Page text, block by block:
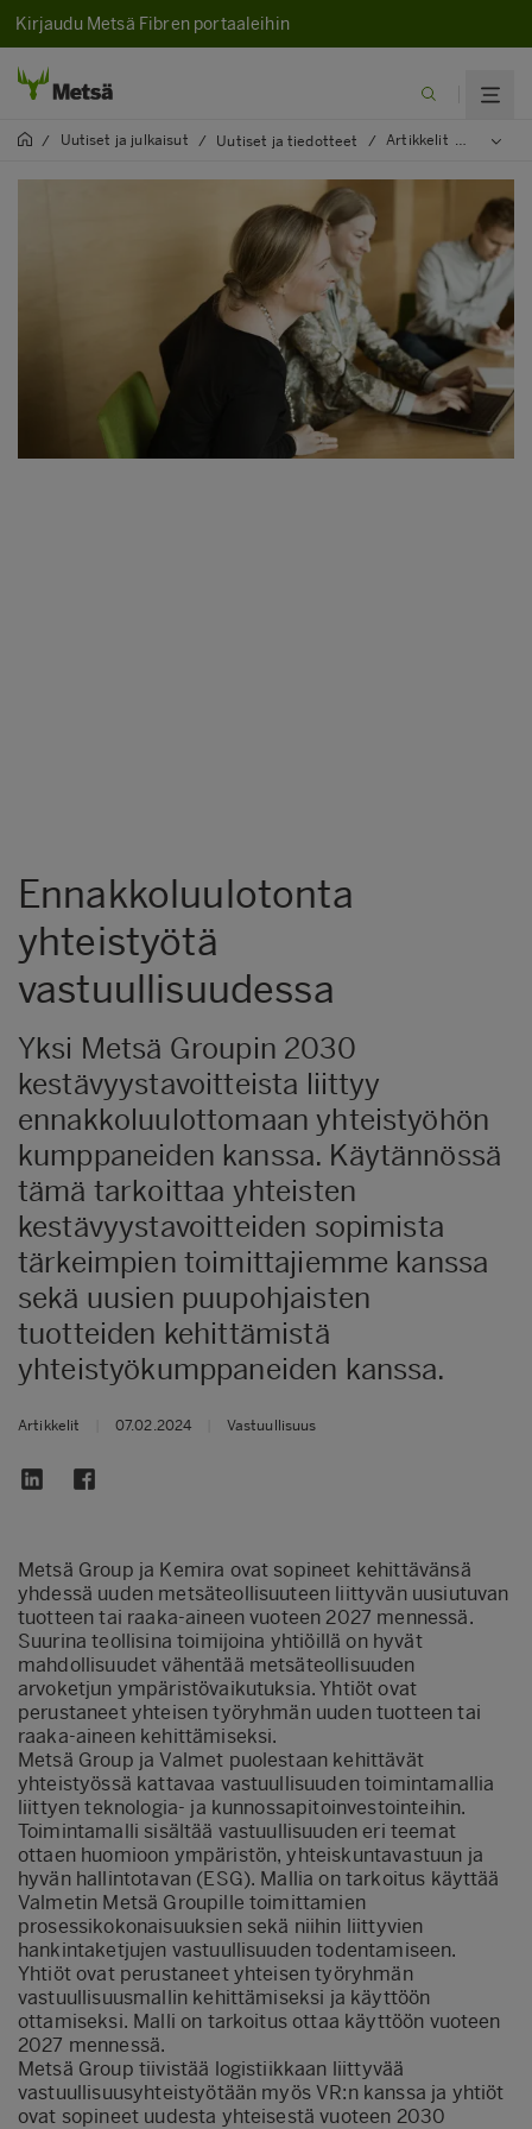
Kirjaudu Metsä Fibren portaaleihin
/ Uutiset ja julkaisut / Uutiset ja tiedotteet / Artikkelit / 2024
Ennakkoluulotonta
yhteistyötä
vastuullisuudessa
Yksi Metsä Groupin 2030
kestävyystavoitteista liittyy
ennakkoluulottomaan yhteistyöhön
kumppaneiden kanssa. Käytännössä
tämä tarkoittaa yhteisten
kestävyystavoitteiden sopimista
tärkeimpien toimittajiemme kanssa
sekä uusien puupohjaisten
tuotteiden kehittämistä
yhteistyökumppaneiden kanssa.
Artikkelit 07.02.2024 Vastuullisuus
Metsä Group ja Kemira ovat sopineet kehittävänsä
yhdessä uuden metsäteollisuuteen liittyvän uusiutuvan
tuotteen tai raaka-aineen vuoteen 2027 mennessä.
Suurina teollisina toimijoina yhtiöillä on hyvät
mahdollisuudet vähentää metsäteollisuuden
arvoketjun ympäristövaikutuksia. Yhtiöt ovat
perustaneet yhteisen työryhmän uuden tuotteen tai
raaka-aineen kehittämiseksi.
Metsä Group ja Valmet puolestaan kehittävät
yhteistyössä kattavaa vastuullisuuden toimintamallia
liittyen teknologia- ja kunnossapitoinvestointeihin.
Toimintamalli sisältää vastuullisuuden eri teemat
ottaen huomioon ympäristön, yhteiskuntavastuun ja
hyvän hallintotavan (ESG). Mallia on tarkoitus käyttää
Valmetin Metsä Groupille toimittamien
prosessikokonaisuuksien sekä niihin liittyvien
hankintaketjujen vastuullisuuden todentamiseen.
Yhtiöt ovat perustaneet yhteisen työryhmän
vastuullisuusmallin kehittämiseksi ja käyttöön
ottamiseksi. Malli on tarkoitus ottaa käyttöön vuoteen
2027 mennessä.
Metsä Group tiivistää logistiikkaan liittyvää
vastuullisuusyhteistyötään myös VR:n kanssa ja yhtiöt
ovat sopineet uudesta yhteisestä vuoteen 2030